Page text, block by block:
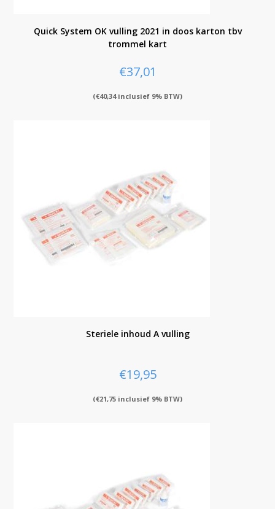
Quick System OK vulling 2021 in doos karton tbv
trommel kart
€37,01
(€40,34inclusief 9% BTW)
Steriele inhoud A vulling
€19,95
(€21,75 inclusief 9% BTW)